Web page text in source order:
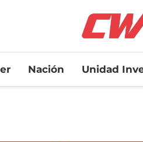
Nación Unidad